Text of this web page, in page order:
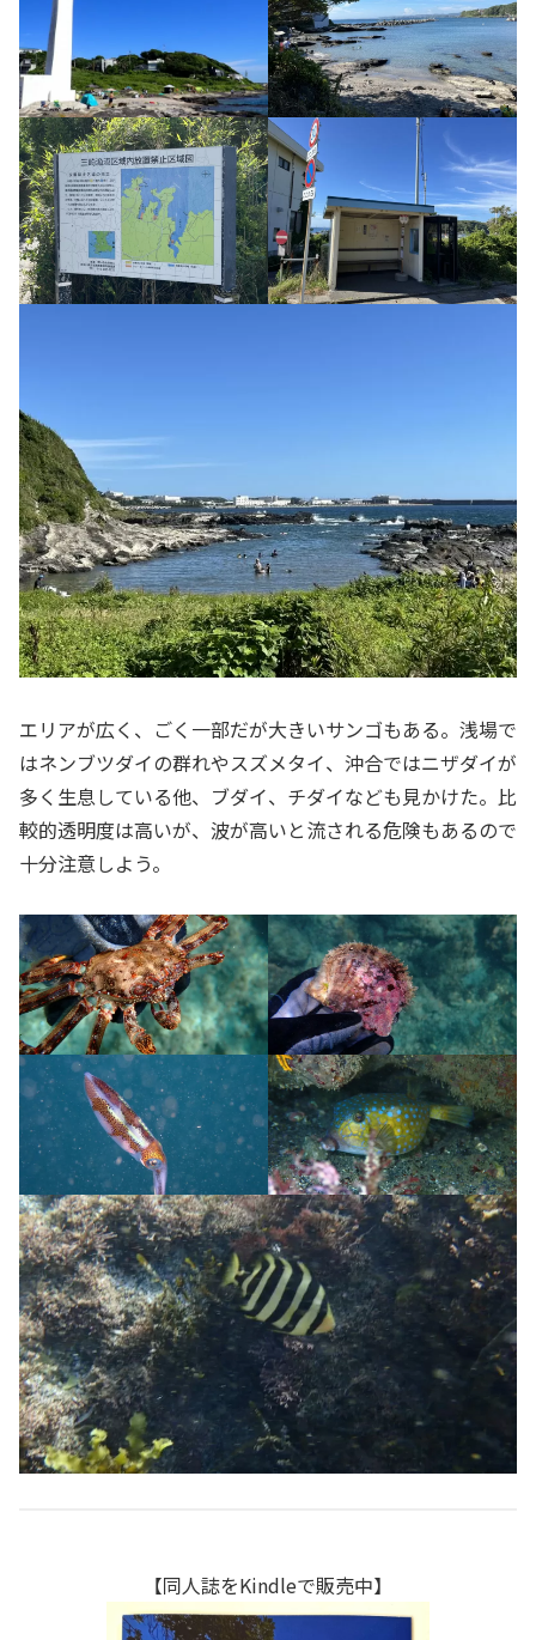
エリアが広く、ごく一部だが大きいサンゴもある。浅場で
はネンブツダイの群れやスズメタイ、沖合ではニザダイが
多く生息している他、ブダイ、チダイなども見かけた。比
較的透明度は高いが、波が高いと流される危険もあるので
十分注意しよう。
【同人誌をKindleで販売中】